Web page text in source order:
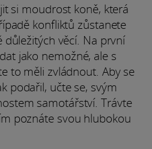
si moudrost koně, která
konfliktů zůstanete
důležitých věcí. Na první
jako nemožné, ale s
to měli zvládnout. Aby se
podařil, učte se, svým
samotářství. Trávte
poznáte svou hlubokou